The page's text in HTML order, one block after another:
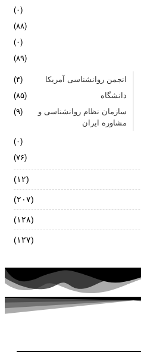
(۰)
(۸۸)
(۰)
(۸۹)
انجمن روانشناسی آمریکا
(۴)
دانشگاه
(۸۵)
سازمان نظام روانشناسی و
مشاوره ایران
(۹)
(۰)
(۷۶)
(۱۲)
(۲۰۷)
(۱۲۸)
(۱۲۷)